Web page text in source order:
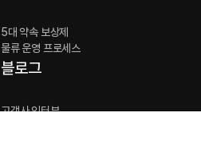
5대 약속 보상제
물류 운영 프로세스
블로그
고객사 인터뷰